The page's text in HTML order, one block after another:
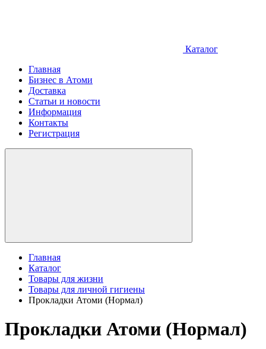
Каталог
Главная
Бизнес в Атоми
Доставка
Статьи и новости
Информация
Контакты
Регистрация
Главная
Каталог
Товары для жизни
Товары для личной гигиены
Прокладки Атоми (Нормал)
Прокладки Атоми (Нормал)